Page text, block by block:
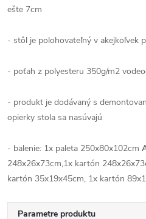
ešte 7cm
- stôl je polohovateľný v akejkoľvek
- poťah z polyesteru 350g/m2
- produkt je dodávaný s
opierky stola sa nasúvajú
- balenie: 1x paleta 250x80x102cm
248x26x73cm,1x kartón
kartón 35x19x45cm, 1x kartón
Parametre produktu